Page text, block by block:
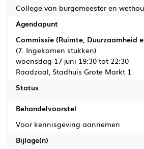
College van burgemeester en
Agendapunt
Commissie (Ruimte, Duurzaamheid
(7. Ingekomen stukken)
woensdag 17 juni 19:30 tot 22:30
Raadzaal, Stadhuis Grote Markt 1
Status
Behandelvoorstel
Voor kennisgeving aannemen
Bijlage(n)